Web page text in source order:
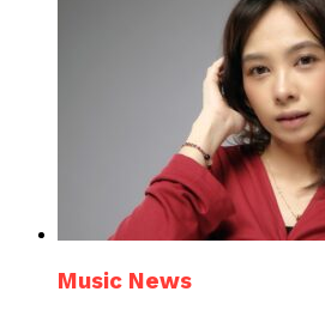
Music News